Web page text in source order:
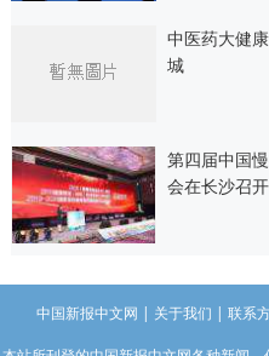
中医药大健
城
第四届中国
会在长沙召开
中国新报中文网 | 关于我们 | 联系